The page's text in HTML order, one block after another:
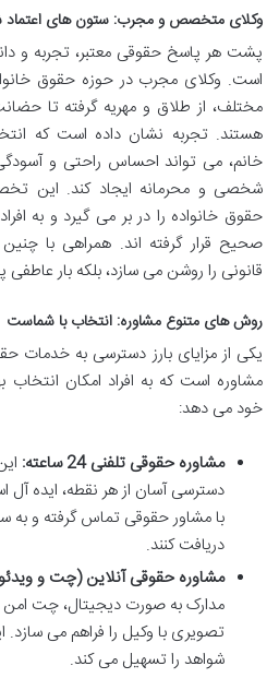
وکلای متخصص و مجرب: ستون های اعتماد
پشت هر پاسخ حقوقی معتبر، تجربه
است. وکلای مجرب در حوزه حقوق
مختلف، از طلاق و مهریه گرفته تا
هستند. تجربه نشان داده است که
خانم، می تواند احساس راحتی و
شخصی و محرمانه ایجاد کند. این
حقوق خانواده را در بر می گیرد و به
صحیح قرار گرفته اند. همراهی با
قانونی را روشن می سازد، بلکه بار
روش های متنوع مشاوره: انتخاب با شماست
یکی از مزایای بارز دسترسی به خدمات
مشاوره است که به افراد امکان انتخاب
خود می دهد:
مشاوره حقوقی تلفنی 24 ساعته:
دسترسی آسان از هر نقطه، ایده آل
با مشاور حقوقی تماس گرفته و به
دریافت کنند.
مشاوره حقوقی آنلاین (چت و
مدارک به صورت دیجیتال، چت
تصویری با وکیل را فراهم می سازد.
شواهد را تسهیل می کند.